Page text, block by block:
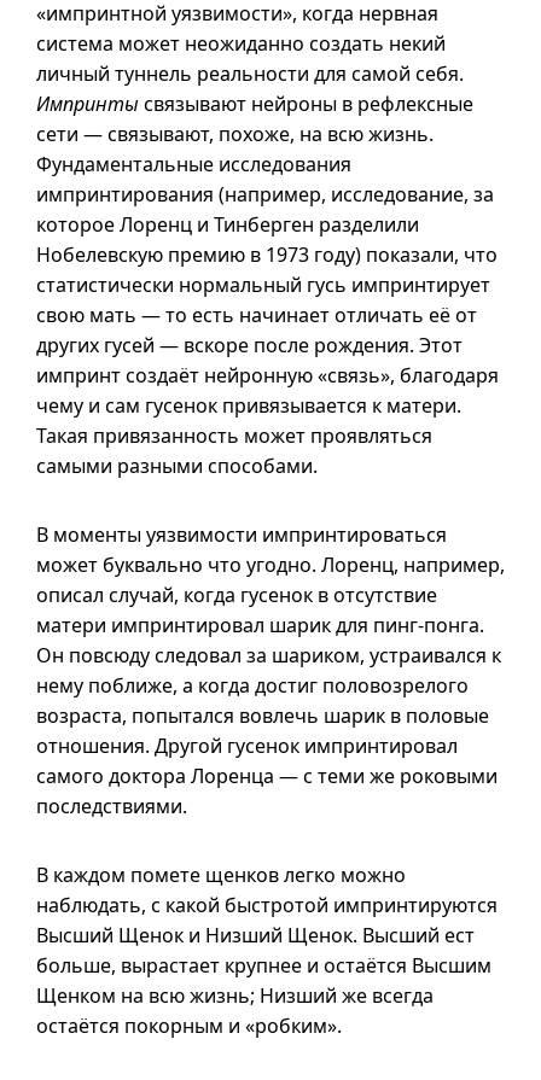
«импринтной уязвимости», когда нервная
система может неожиданно создать некий
личный туннель реальности для самой себя.
Импринты связывают нейроны в рефлексные
сети — связывают, похоже, на всю жизнь.
Фундаментальные исследования
импринтирования (например, исследование, за
которое Лоренц и Тинберген разделили
Нобелевскую премию в 1973 году) показали, что
статистически нормальный гусь импринтирует
свою мать — то есть начинает отличать её от
других гусей — вскоре после рождения. Этот
импринт создаёт нейронную «связь», благодаря
чему и сам гусенок привязывается к матери.
Такая привязанность может проявляться
самыми разными способами.
В моменты уязвимости импринтироваться
может буквально что угодно. Лоренц, например,
описал случай, когда гусенок в отсутствие
матери импринтировал шарик для пинг-понга.
Он повсюду следовал за шариком, устраивался к
нему поближе, а когда достиг половозрелого
возраста, попытался вовлечь шарик в половые
отношения. Другой гусенок импринтировал
самого доктора Лоренца — с теми же роковыми
последствиями.
В каждом помете щенков легко можно
наблюдать, с какой быстротой импринтируются
Высший Щенок и Низший Щенок. Высший ест
больше, вырастает крупнее и остаётся Высшим
Щенком на всю жизнь; Низший же всегда
остаётся покорным и «робким».